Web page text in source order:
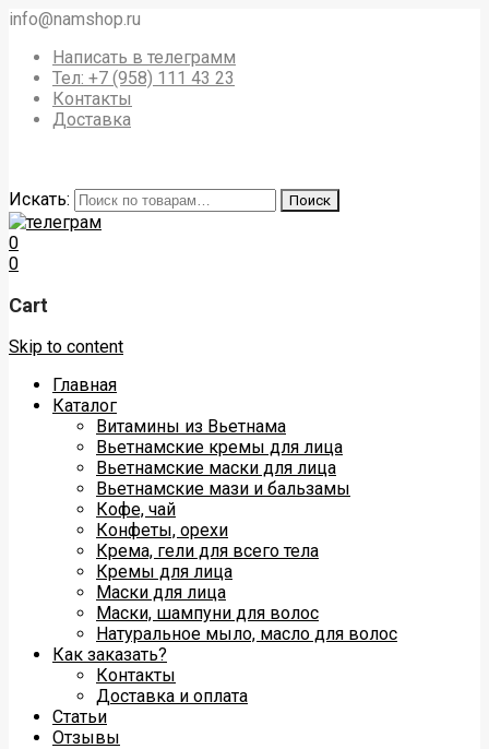
info@namshop.ru
Написать в телеграмм
Тел: +7 (958) 111 43 23
Контакты
Доставка
Искать: Поиск
0
0
Cart
Skip to content
Главная
Каталог
Витамины из Вьетнама
Вьетнамские кремы для лица
Вьетнамские маски для лица
Вьетнамские мази и бальзамы
Кофе, чай
Конфеты, орехи
Крема, гели для всего тела
Кремы для лица
Маски для лица
Маски, шампуни для волос
Натуральное мыло, масло для волос
Как заказать?
Контакты
Доставка и оплата
Статьи
Отзывы